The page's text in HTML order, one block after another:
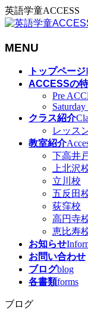
英語学童ACCESS
MENU
トップページ
ACCESSの
Pre
クラス紹介
レッス
教室紹介
下高井
上北沢
立川校
五反田
荻窪校
高円寺
恵比寿
お知らせ
お問い合わせ
ブログblog
各書類forms
ブログ